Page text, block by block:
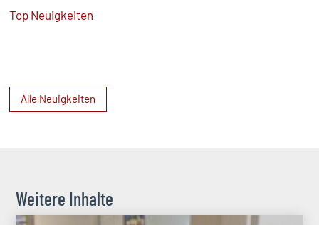
Top Neuigkeiten
Alle Neuigkeiten
Weitere Inhalte